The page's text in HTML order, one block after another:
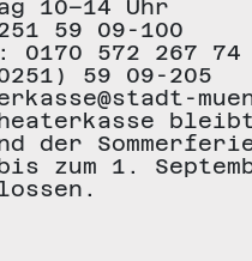
10–14 Uhr
59 09-100
0170 572 267 74
59 09-205
der
zum 1.